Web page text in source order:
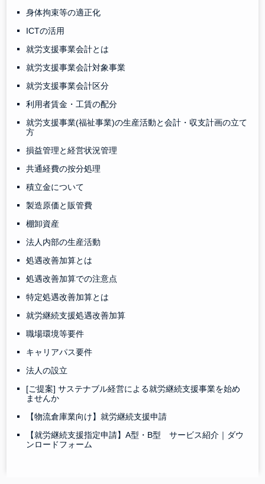
身体拘束等の適正化
ICTの活用
就労支援事業会計とは
就労支援事業会計対象事業
就労支援事業会計区分
利用者賃金・工賃の配分
就労支援事業(福祉事業)の生産活動と会計・収支計画の立て
方
損益管理と経営状況管理
共通経費の按分処理
積立金について
製造原価と販管費
棚卸資産
法人内部の生産活動
処遇改善加算とは
処遇改善加算での注意点
特定処遇改善加算とは
就労継続支援処遇改善加算
職場環境等要件
キャリアパス要件
法人の設立
[ご提案] サステナブル経営による就労継続支援事業を始め
ませんか
【物流倉庫業向け】就労継続支援申請
【就労継続支援指定申請】A型・B型 サービス紹介｜ダウ
ンロードフォーム